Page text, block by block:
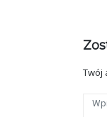
Twój